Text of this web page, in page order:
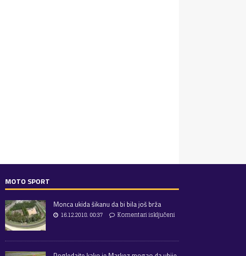
MOTO SPORT
Monca ukida šikanu da bi bila još brža
16.12.2018. 00:37
Komentari isključeni